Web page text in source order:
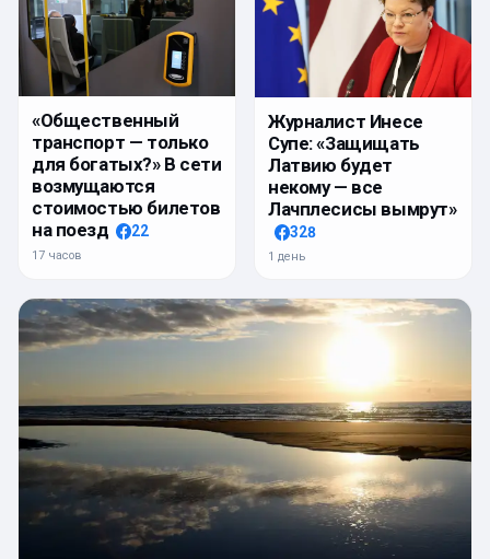
«Общественный
транспорт — только
для богатых?» В сети
возмущаются
стоимостью билетов
на поезд
22
17 часов
Журналист Инесе
Супе: «Защищать
Латвию будет
некому — все
Лачплесисы вымрут»
328
1 день